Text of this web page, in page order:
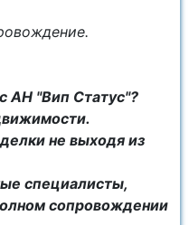
АН "Вип Статус"?
не выходя из
специалисты,
сопровождении